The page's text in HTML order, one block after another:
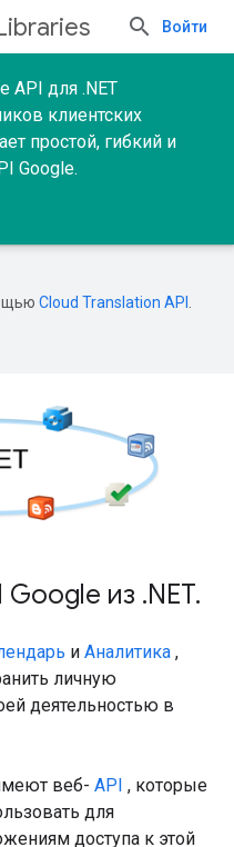
Войти
API для .NET
клиентских
простой, гибкий и
Google.
Cloud Translation API
из .NET.
и Аналитика ,
личную
деятельностью в
веб- API , которые
для
доступа к этой